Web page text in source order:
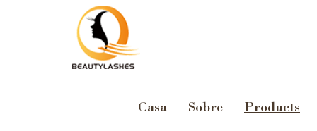
Casa Sobre Products